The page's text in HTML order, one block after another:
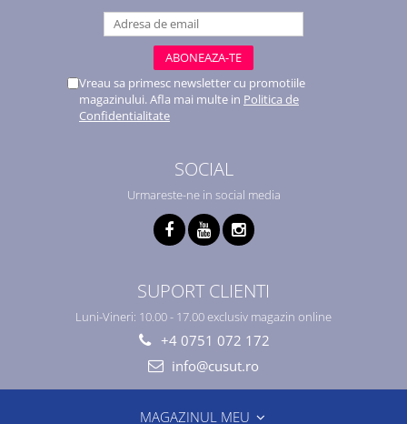
Vreau sa primesc newsletter cu promotiile
magazinului. Afla mai multe in Politica de
Confidentialitate
SOCIAL
Urmareste-ne in social media
SUPORT CLIENTI
Luni-Vineri: 10.00 - 17.00 exclusiv magazin online
+4 0751 072 172
info@cusut.ro
MAGAZINUL MEU